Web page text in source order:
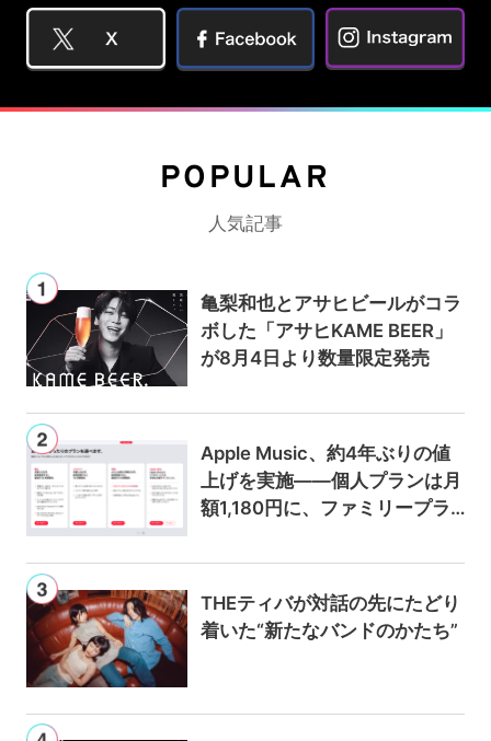
POPULAR
人気記事
亀梨和也とアサヒビールがコラ
ボした「アサヒKAME BEER」
が8月4日より数量限定発売
Apple Music、約4年ぶりの値
上げを実施——個人プランは月
額1,180円に、ファミリープラ
THEティバが対話の先にたどり
着いた“新たなバンドのかたち”